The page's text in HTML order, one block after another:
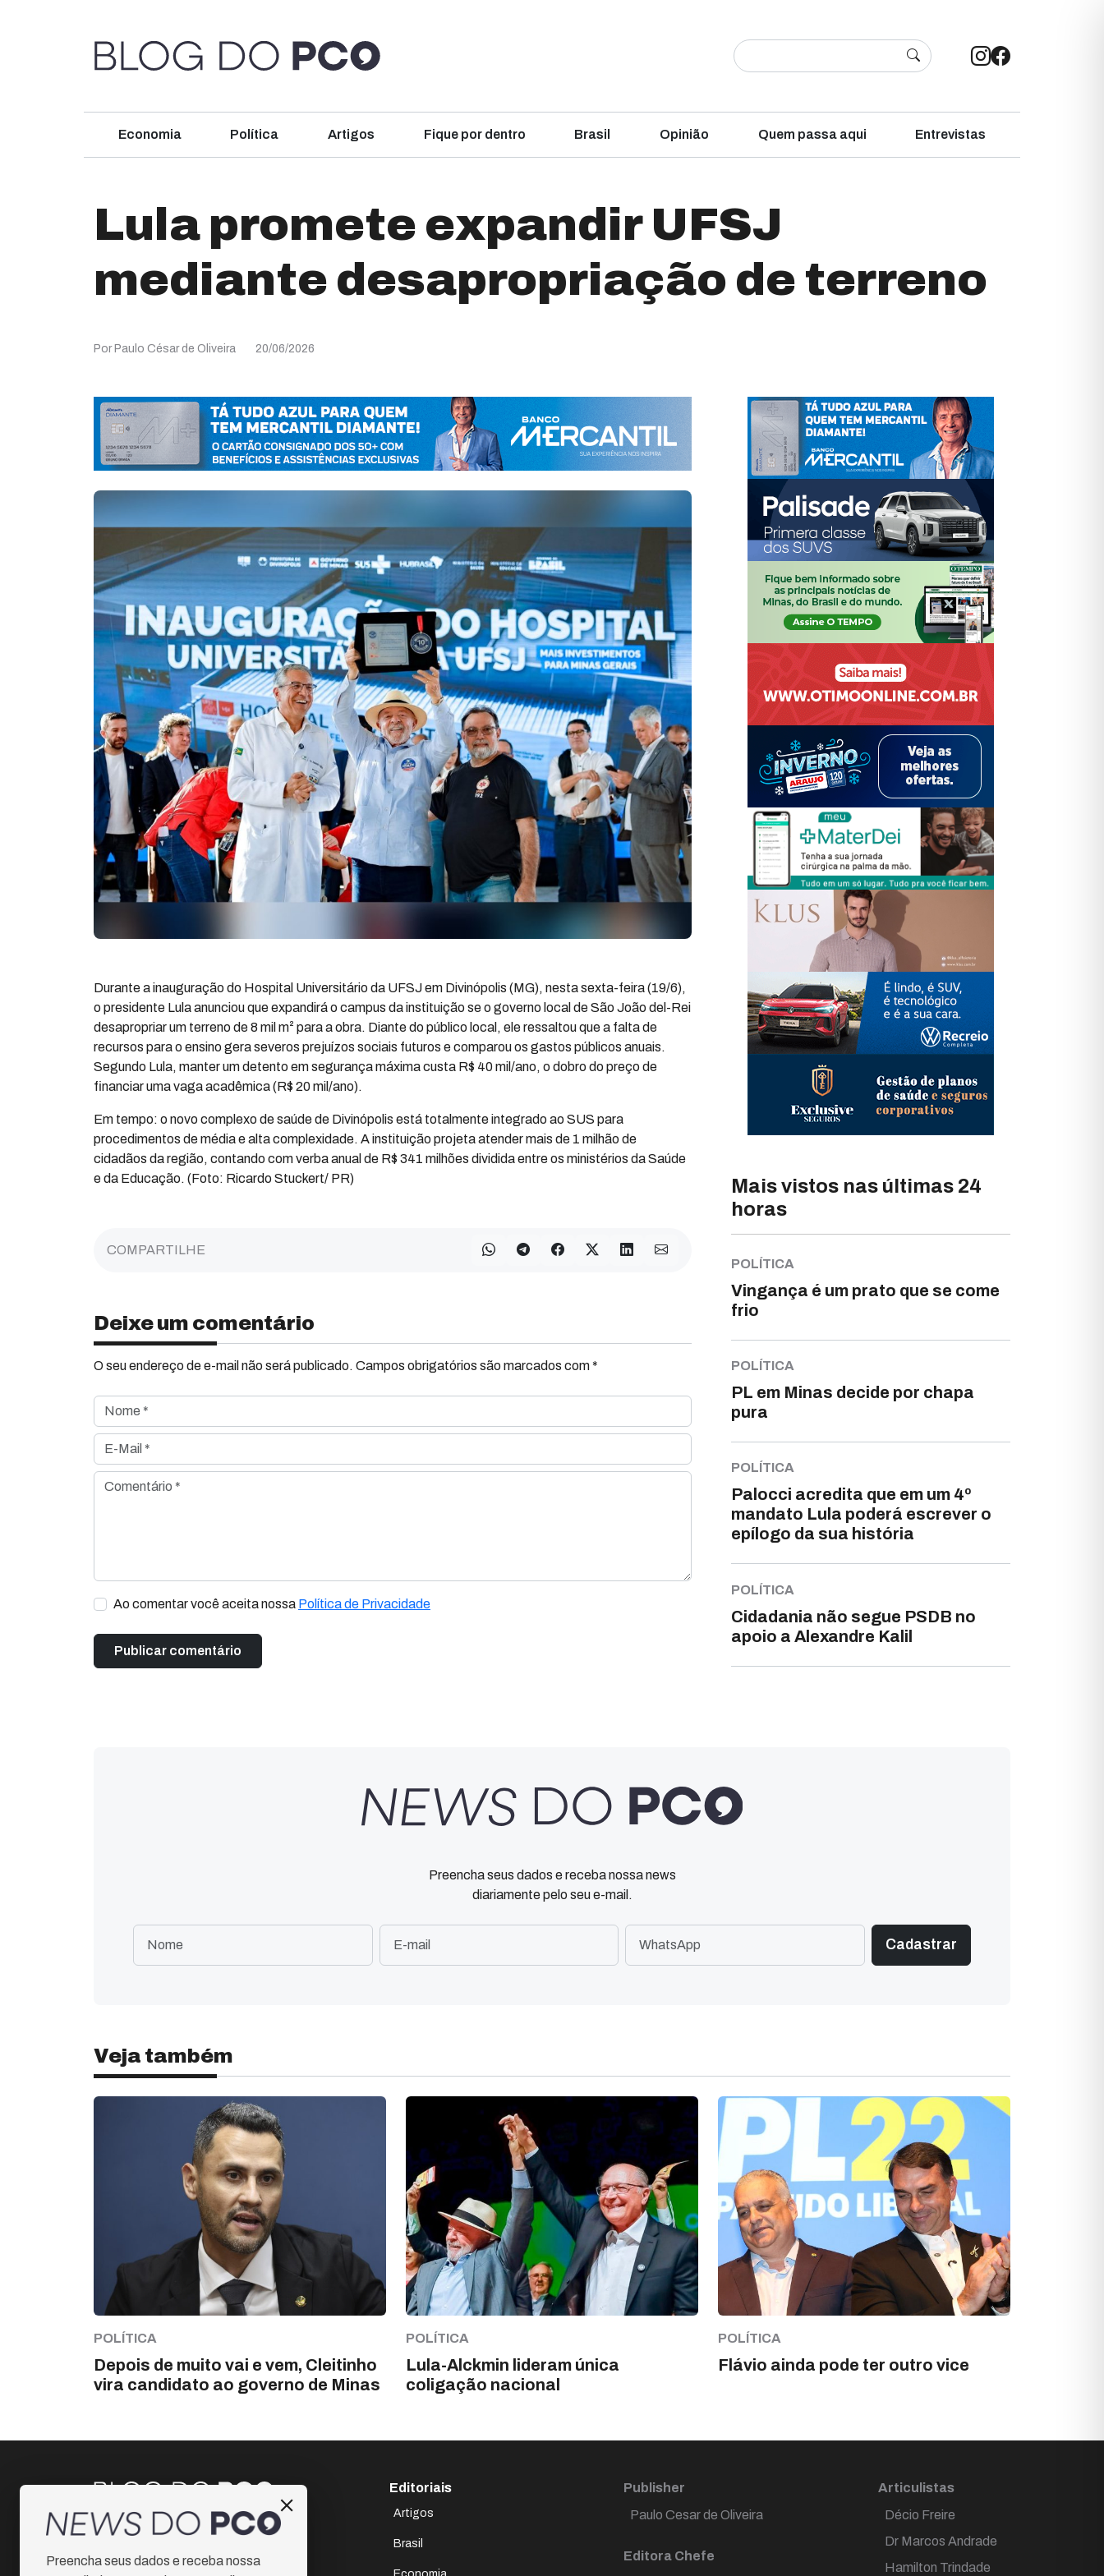
Economia Política Artigos Fique por dentro Brasil Opinião Quem passa aqui Entrevistas
Lula promete expandir UFSJ
mediante desapropriação de terreno
Por Paulo César de Oliveira 20/06/2026
Durante a inauguração do Hospital Universitário da UFSJ em Divinópolis (MG), nesta sexta-feira (19/6),
o presidente Lula anunciou que expandirá o campus da instituição se o governo local de São João del-Rei
desapropriar um terreno de 8 mil m² para a obra. Diante do público local, ele ressaltou que a falta de
recursos para o ensino gera severos prejuízos sociais futuros e comparou os gastos públicos anuais.
Segundo Lula, manter um detento em segurança máxima custa R$ 40 mil/ano, o dobro do preço de
financiar uma vaga acadêmica (R$ 20 mil/ano).
Em tempo: o novo complexo de saúde de Divinópolis está totalmente integrado ao SUS para
procedimentos de média e alta complexidade. A instituição projeta atender mais de 1 milhão de
cidadãos da região, contando com verba anual de R$ 341 milhões dividida entre os ministérios da Saúde
e da Educação. (Foto: Ricardo Stuckert/ PR)
COMPARTILHE
Deixe um comentário
O seu endereço de e-mail não será publicado. Campos obrigatórios são marcados com *
Nome *
E-Mail *
Comentário *
Ao comentar você aceita nossa Política de Privacidade
Mais vistos nas últimas 24
horas
POLÍTICA
Vingança é um prato que se come
frio
POLÍTICA
PL em Minas decide por chapa
pura
POLÍTICA
Palocci acredita que em um 4º
mandato Lula poderá escrever o
epílogo da sua história
POLÍTICA
Cidadania não segue PSDB no
apoio a Alexandre Kalil
Preencha seus dados e receba nossa news
diariamente pelo seu e-mail.
Veja também
POLÍTICA
Depois de muito vai e vem, Cleitinho
vira candidato ao governo de Minas
POLÍTICA
Lula-Alckmin lideram única
coligação nacional
POLÍTICA
Flávio ainda pode ter outro vice
Instagram
Facebook
Editoriais
Artigos
Brasil
Publisher
Paulo Cesar de Oliveira
Editora Chefe
Articulistas
Décio Freire
Dr Marcos Andrade
Hamilton Trindade
Preencha seus dados e receba nossa